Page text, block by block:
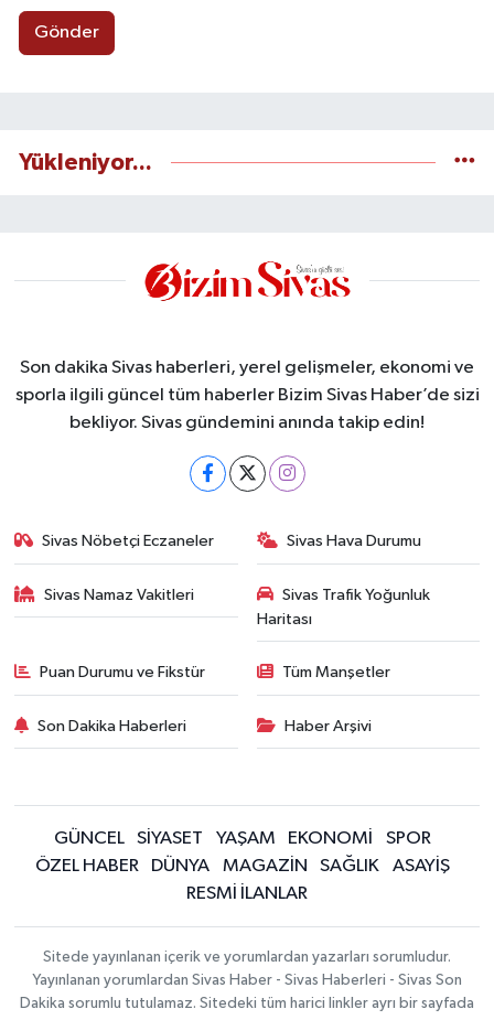
Gönder
Yükleniyor...
Son dakika Sivas haberleri, yerel gelişmeler, ekonomi ve
sporla ilgili güncel tüm haberler Bizim Sivas Haber’de sizi
bekliyor. Sivas gündemini anında takip edin!
Sivas Nöbetçi Eczaneler Sivas Hava Durumu
Sivas Namaz Vakitleri
Sivas Trafik Yoğunluk
Haritası
Puan Durumu ve Fikstür Tüm Manşetler
Son Dakika Haberleri Haber Arşivi
GÜNCEL SİYASET YAŞAM EKONOMİ
SPOR
ÖZEL HABER
DÜNYA MAGAZİN SAĞLIK
ASAYİŞ
RESMİ İLANLAR
Sitede yayınlanan içerik ve yorumlardan yazarları sorumludur.
Yayınlanan yorumlardan Sivas Haber - Sivas Haberleri - Sivas Son
Dakika sorumlu tutulamaz. Sitedeki tüm harici linkler ayrı bir sayfada